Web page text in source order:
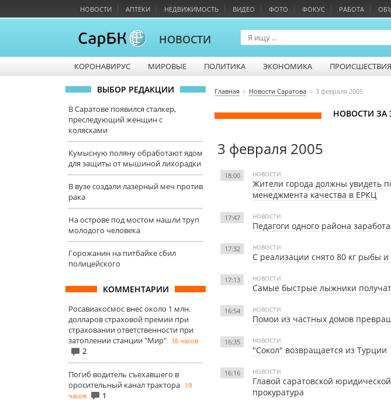
НОВОСТИ АПТЕКИ НЕДВИЖИМОСТЬ ВИДЕО ФОТО ФОКУС РАБОТА
НОВОСТИ
КОРОНАВИРУС МИРОВЫЕ ПОЛИТИКА ЭКОНОМИКА ПРОИСШЕСТВИЯ
ВЫБОР РЕДАКЦИИ
В Саратове появился сталкер,
преследующий женщин с
колясками
Кумысную поляну обработают ядом
для защиты от мышиной лихорадки
В вузе создали лазерный меч против
рака
На острове под мостом нашли труп
молодого человека
Горожанин на питбайке сбил
полицейского
КОММЕНТАРИИ
Росавиакосмос внес около 1 млн.
долларов страховой премии при
страховании ответственности при
затоплении станции "Мир" 16 часов
2
Погиб водитель съехавшего в
оросительный канал трактора 19
часов
1
Главная Новости Саратова 3 февраля 2005
НОВОСТИ ЗА
3 февраля 2005
18:00 НОВОСТИ
Жители города должны увидеть
менеджмента качества в ЕРКЦ
17:47 НОВОСТИ
Педагоги одного района
17:32 НОВОСТИ
С реализации снято 80 кг рыбы
17:13 НОВОСТИ
Самые быстрые лыжники
16:54 НОВОСТИ
Помои из частных домов
16:35 НОВОСТИ
"Сокол" возвращается из Турции
16:16 НОВОСТИ
Главой саратовской
прокуратура